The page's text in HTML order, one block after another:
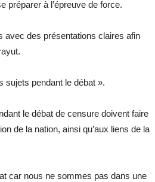
préparer à l’épreuve de force.
avec des présentations claires afin
sujets pendant le débat ».
le débat de censure doivent faire
de la nation, ainsi qu’aux liens de la
car nous ne sommes pas dans une